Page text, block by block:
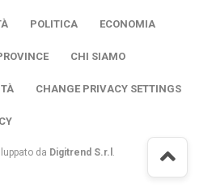
POLITICA ECONOMIA
CHI SIAMO
CHANGE PRIVACY SETTINGS
da Digitrend S.r.l .